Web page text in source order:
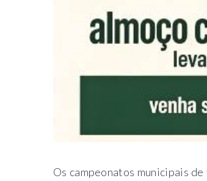
Os campeonatos municipais